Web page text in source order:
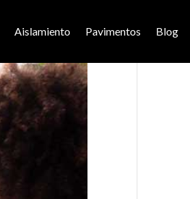
Aislamiento Pavimentos Blog